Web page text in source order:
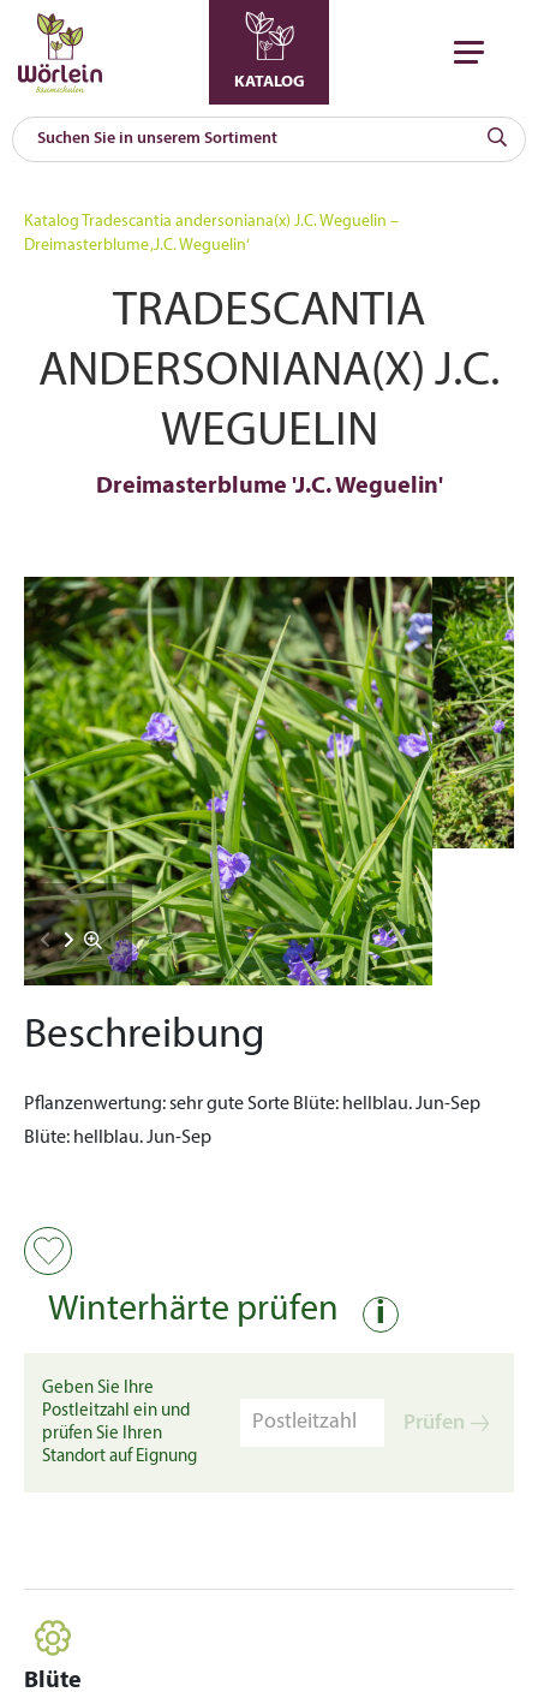
KATALOG
Katalog Tradescantia andersoniana(x) J.C. Weguelin –
Dreimasterblume ‚J.C. Weguelin‘
TRADESCANTIA
ANDERSONIANA(X) J.C.
WEGUELIN
Dreimasterblume 'J.C. Weguelin'
Beschreibung
Pflanzenwertung:sehr gute Sorte Blüte: hellblau. Jun-Sep
Blüte: hellblau. Jun-Sep
Winterhärte prüfen i
Geben Sie Ihre
Postleitzahl ein und
prüfen Sie Ihren
Standort auf Eignung
Prüfen
Blüte